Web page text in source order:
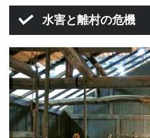
水害と離村の危機